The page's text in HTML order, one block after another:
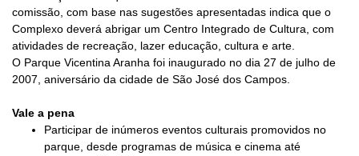
comissão, com base nas sugestões apresentadas indica que o
Complexo deverá abrigar um Centro Integrado de Cultura, com
atividades de recreação, lazer educação, cultura e arte.
O Parque Vicentina Aranha foi inaugurado no dia 27 de julho de
2007, aniversário da cidade de São José dos Campos.
Vale a pena
Participar de inúmeros eventos culturais promovidos no
parque, desde programas de música e cinema até